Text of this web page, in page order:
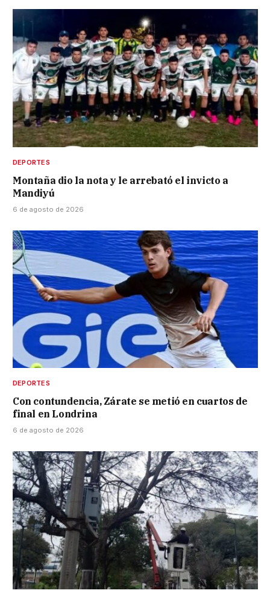
DEPORTES
Montaña dio la nota y le arrebató el invicto a
Mandiyú
6 de agosto de 2026
DEPORTES
Con contundencia, Zárate se metió en cuartos de
final en Londrina
6 de agosto de 2026